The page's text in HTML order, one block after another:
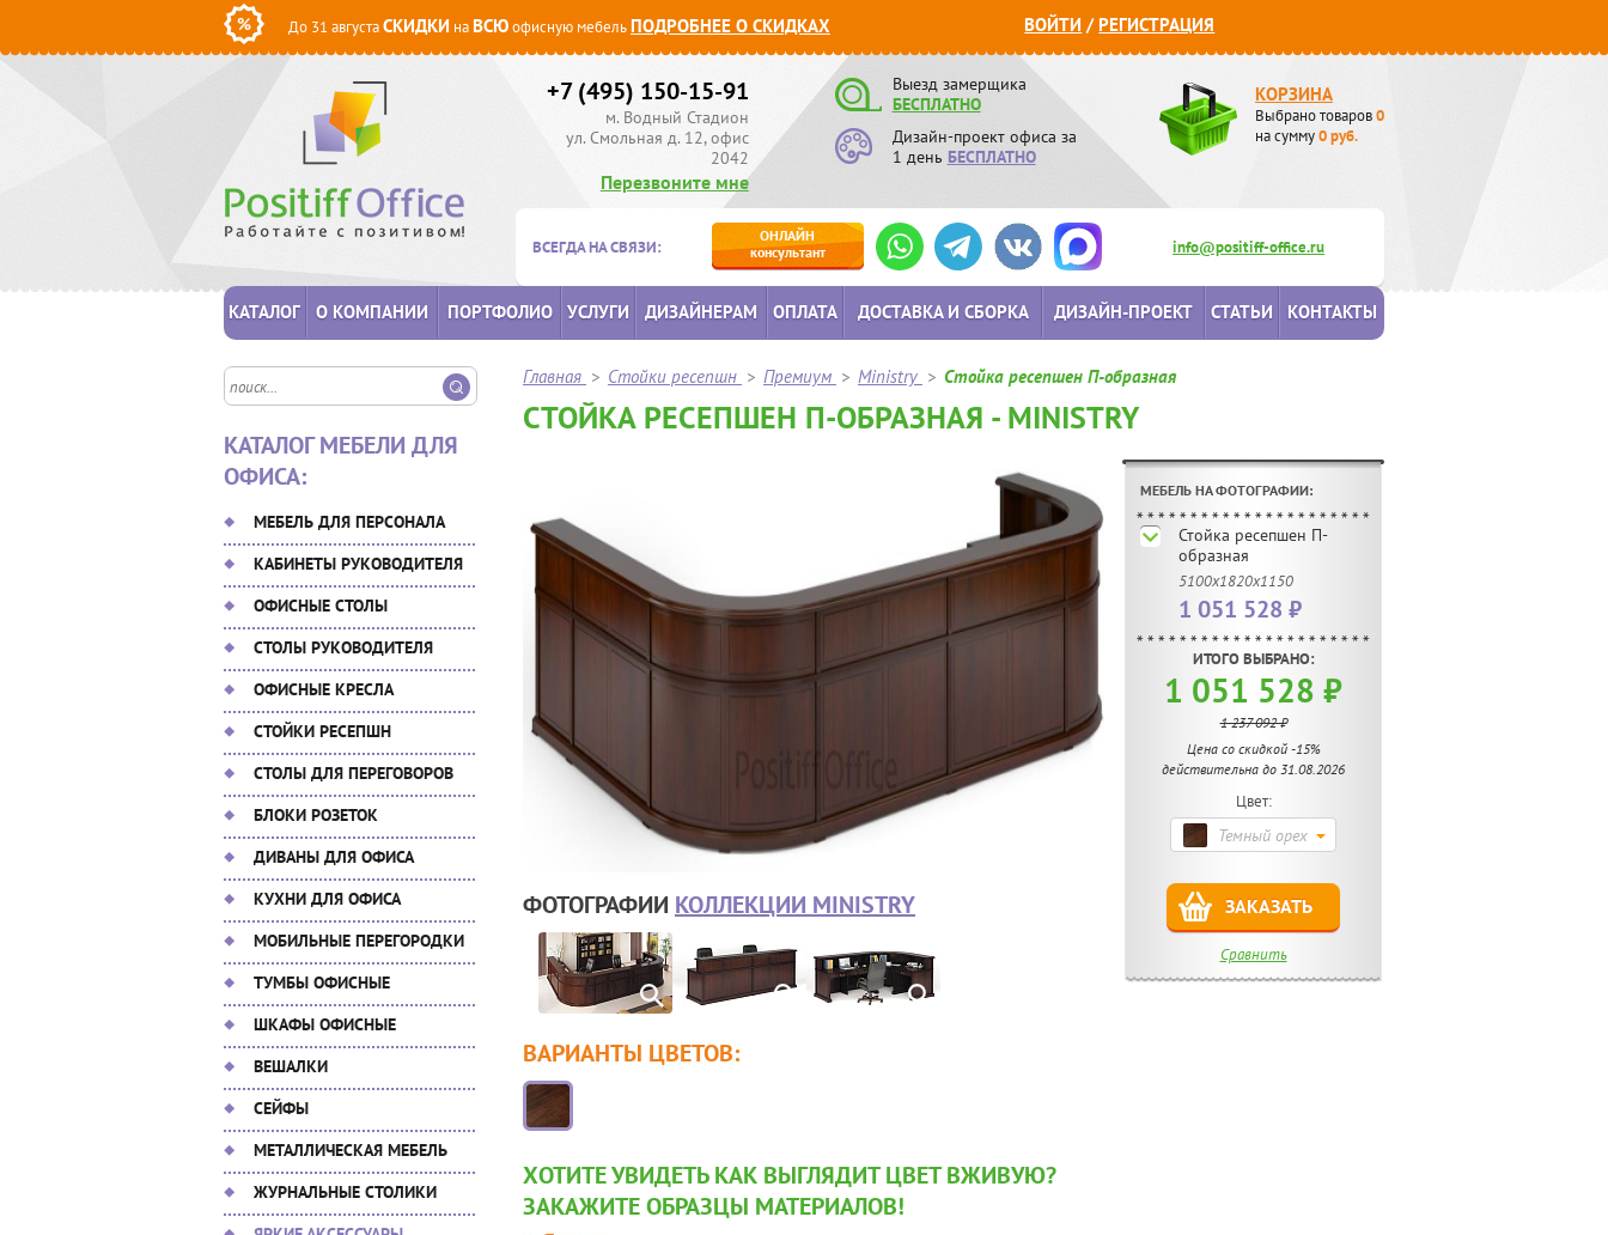
До 31 августаСКИДКИ наВСЮофисную мебельПОДРОБНЕЕ О СКИДКАХ ВОЙТИ /РЕГИСТРАЦИЯ
+7 (495) 150-15-91
м. Водный Стадион
ул. Смольная д. 12, офис
2042
Перезвоните мне
Выезд замерщика
БЕСПЛАТНО
Дизайн-проект офиса за
1 день БЕСПЛАТНО
КОРЗИНА
Выбрано товаров0
на сумму0руб.
ВСЕГДА НА СВЯЗИ:
ОНЛАЙН
консультант
info@positiff-office.ru
КАТАЛОГ О КОМПАНИИ ПОРТФОЛИО УСЛУГИ ДИЗАЙНЕРАМ ОПЛАТА ДОСТАВКА И СБОРКА ДИЗАЙН-ПРОЕКТ СТАТЬИ КОНТАКТЫ
КАТАЛОГ МЕБЕЛИ ДЛЯ
ОФИСА:
МЕБЕЛЬ ДЛЯ ПЕРСОНАЛА
КАБИНЕТЫ РУКОВОДИТЕЛЯ
ОФИСНЫЕ СТОЛЫ
СТОЛЫ РУКОВОДИТЕЛЯ
ОФИСНЫЕ КРЕСЛА
СТОЙКИ РЕСЕПШН
СТОЛЫ ДЛЯ ПЕРЕГОВОРОВ
БЛОКИ РОЗЕТОК
ДИВАНЫ ДЛЯ ОФИСА
КУХНИ ДЛЯ ОФИСА
МОБИЛЬНЫЕ ПЕРЕГОРОДКИ
ТУМБЫ ОФИСНЫЕ
ШКАФЫ ОФИСНЫЕ
ВЕШАЛКИ
СЕЙФЫ
МЕТАЛЛИЧЕСКАЯ МЕБЕЛЬ
ЖУРНАЛЬНЫЕ СТОЛИКИ
Главная > Стойки ресепшн > Премиум > Ministry > Стойка ресепшен П-образная
СТОЙКА РЕСЕПШЕН П-ОБРАЗНАЯ - MINISTRY
ФОТОГРАФИИ КОЛЛЕКЦИИ MINISTRY
МЕБЕЛЬ НА ФОТОГРАФИИ:
Стойка ресепшен П-
образная
5100х1820х1150
1 051 528 ₽
ИТОГО ВЫБРАНО:
1 051 528 ₽
1 237 092 ₽
Цена со скидкой -15%
действительна до 31.08.2026
Цвет:
Темный орех
ЗАКАЗАТЬ
Сравнить
ВАРИАНТЫ ЦВЕТОВ:
ХОТИТЕ УВИДЕТЬ КАК ВЫГЛЯДИТ ЦВЕТ ВЖИВУЮ?
ЗАКАЖИТЕ ОБРАЗЦЫ МАТЕРИАЛОВ!